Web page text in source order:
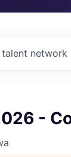
network
-